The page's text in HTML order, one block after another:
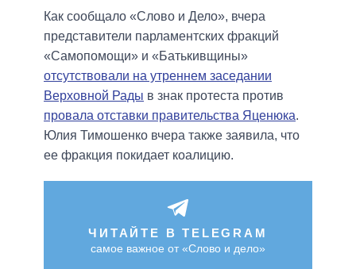
Как сообщало «Слово и Дело», вчера
представители парламентских фракций
«Самопомощи» и «Батькивщины»
отсутствовали на утреннем заседании
Верховной Рады в знак протеста против
провала отставки правительства Яценюка.
Юлия Тимошенко вчера также заявила, что
ее фракция покидает коалицию.
ЧИТАЙТЕ В TELEGRAM
самое важное от «Слово и дело»